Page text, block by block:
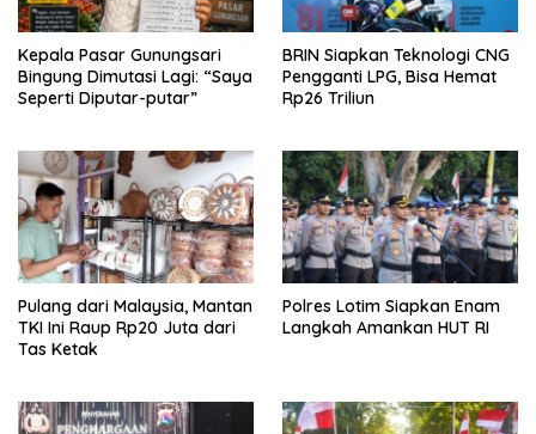
Kepala Pasar Gunungsari
Bingung Dimutasi Lagi: “Saya
Seperti Diputar-putar”
BRIN Siapkan Teknologi CNG
Pengganti LPG, Bisa Hemat
Rp26 Triliun
Pulang dari Malaysia, Mantan
TKI Ini Raup Rp20 Juta dari
Tas Ketak
Polres Lotim Siapkan Enam
Langkah Amankan HUT RI